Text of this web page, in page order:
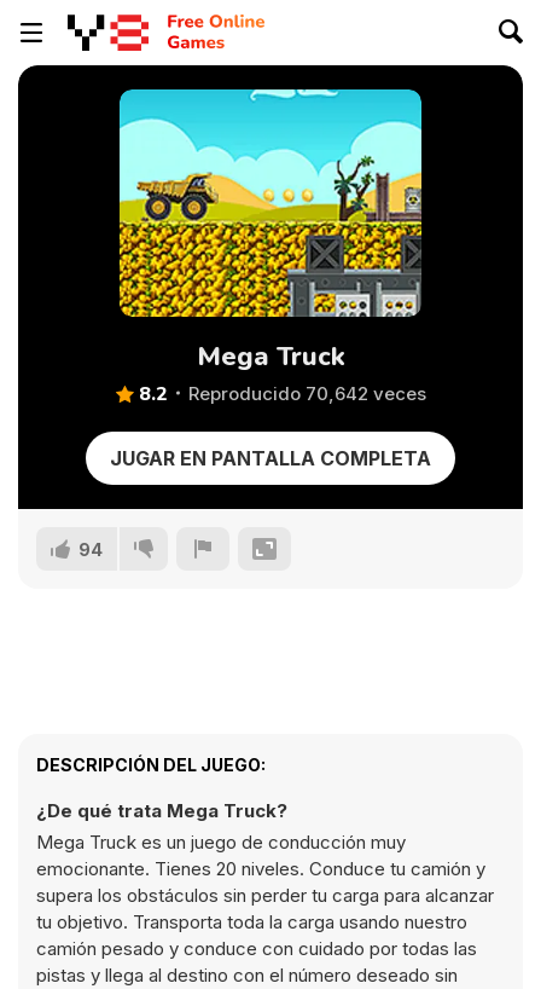
Mega Truck
8.2 Reproducido 70,642 veces
JUGAR EN PANTALLA COMPLETA
94
DESCRIPCIÓN DEL JUEGO:
¿De qué trata Mega Truck?
Mega Truck es un juego de conducción muy
emocionante. Tienes 20 niveles. Conduce tu camión y
supera los obstáculos sin perder tu carga para alcanzar
tu objetivo. Transporta toda la carga usando nuestro
camión pesado y conduce con cuidado por todas las
pistas y llega al destino con el número deseado sin